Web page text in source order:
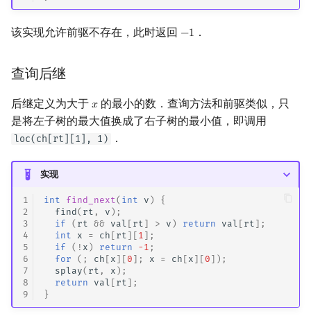
该实现允许前驱不存在，此时返回 −1
−1 ．
查询后继
后继定义为大于 𝑥
x 的最小的数．查询方法和前驱类似，只
是将左子树的最大值换成了右子树的最小值，即调用
loc(ch[rt][1], 1) ．
实现
1
2
3
4
5
6
7
8
9
int find_next ( int v )
{
find( rt , v );
if
( rt && val [ rt ] > v ) return val [ rt ];
int
x = ch [ rt ][ 1 ];
if
( ! x ) return -1 ;
for
(; ch [ x ][ 0 ]; x = ch [ x ][ 0 ]);
splay( rt , x );
return
val [ rt ];
}